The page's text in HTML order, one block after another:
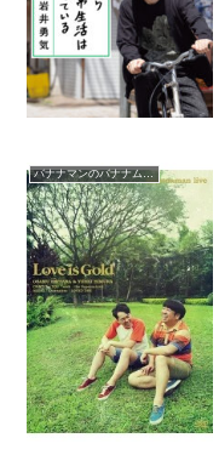
バナナマンのバナナムーンGOLD